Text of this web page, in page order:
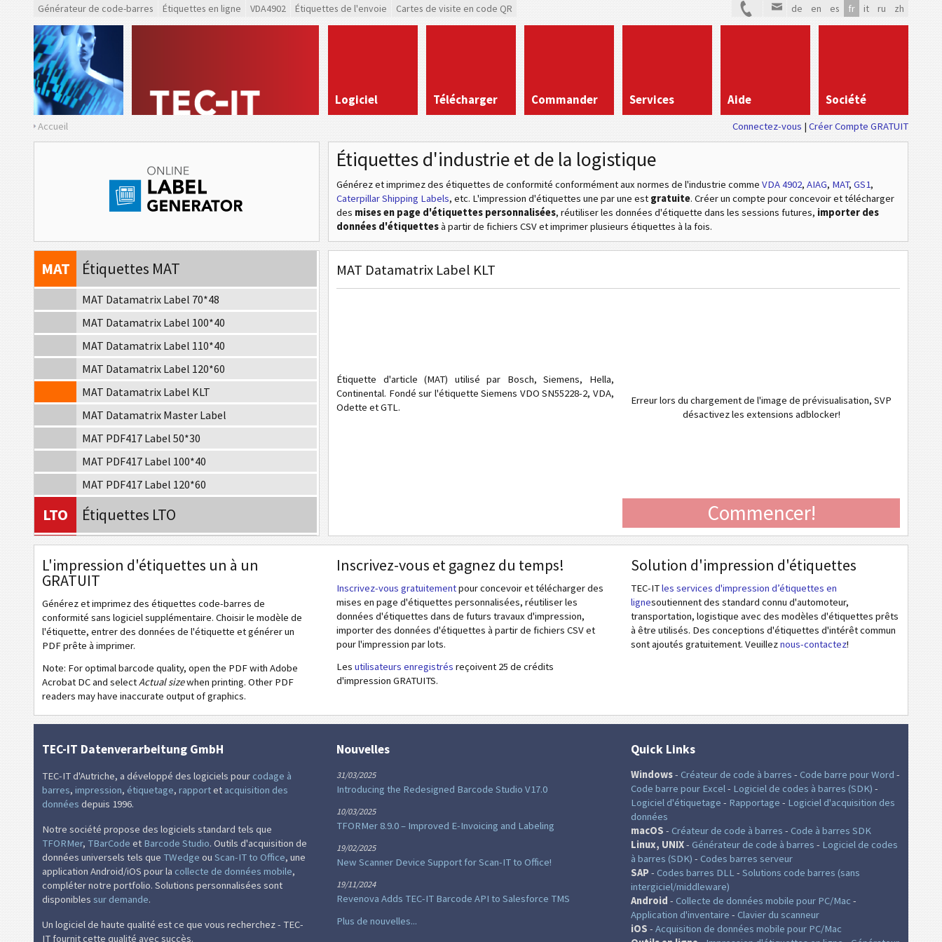
Générateur de code-barres Étiquettes en ligne VDA4902 Étiquettes de l'envoie Cartes de visite en code QR de en es fr it ru zh
Logiciel Télécharger Commander Services Aide Société
Accueil Connectez-vous Créer Compte GRATUIT
Étiquettes d'industrie et de la logistique
Générez et imprimez des étiquettes de conformité conformément aux normes de l'industrie comme VDA 4902, AIAG, MAT, GS1,
Caterpillar Shipping Labels, etc. L'impression d'étiquettes une par une est gratuite. Créer un compte pour concevoir et télécharger
des mises en page d'étiquettes personnalisées, réutiliser les données d'étiquette dans les sessions futures, importer des
données d'étiquettesà partir de fichiers CSV et imprimer plusieurs étiquettes à la fois.
GM
General Motors
CAT
Caterpillar
GS1
Étiquettes GS1
MAT
Étiquettes MAT
MAT Datamatrix Label 70*48
MAT Datamatrix Label 100*40
MAT Datamatrix Label 110*40
MAT Datamatrix Label 120*60
MAT Datamatrix Label KLT
MAT Datamatrix Master Label
MAT PDF417 Label 50*30
MAT PDF417 Label 100*40
MAT PDF417 Label 120*60
LTO
Étiquettes LTO
NF
Nutrition Labels
€
Mandat SEPA
₣
QR-facture suisse
D
Diverse
MAT Datamatrix Label KLT
Étiquette d'article (MAT) utilisé par Bosch, Siemens, Hella,
Continental. Fondé sur l'étiquette Siemens VDO SN55228-2, VDA,
Odette et GTL.
Erreur lors du chargement de l'image de prévisualisation, SVP
désactivez les extensions adblocker!
Commencer!
L'impression d'étiquettes un à un
GRATUIT
Générez et imprimez des étiquettes code-barres de
conformité sans logiciel supplémentaire. Choisir le modèle de
l'étiquette, entrer des données de l'étiquette et générer un
PDF prête à imprimer.
Note: For optimal barcode quality, open the PDF with Adobe
Acrobat DC and selectActual sizewhen printing. Other PDF
readers may have inaccurate output of graphics.
Inscrivez-vous et gagnez du temps!
Inscrivez-vous gratuitementpour concevoir et télécharger des
mises en page d'étiquettes personnalisées, réutiliser les
données d'étiquettes dans de futurs travaux d'impression,
importer des données d'étiquettes à partir de fichiers CSV et
pour l'impression par lots.
Les utilisateurs enregistrés reçoivent 25 de crédits
d'impression GRATUITS.
Solution d'impression d'étiquettes
TEC-ITles services d'impression d’étiquettes en
lignesoutiennent des standard connu d'automoteur,
transportation, logistique avec des modèles d'étiquettes prêts
à être utilisés. Des conceptions d'étiquettes d'intérêt commun
sont ajoutés gratuitement. Veuilleznous-contactez!
TEC-IT Datenverarbeitung GmbH
TEC-IT d'Autriche, a développé des logiciels pour codage à
barres, impression, étiquetage, rapportet acquisition des
données depuis 1996.
Notre société propose des logiciels standard tels que
TFORMer, TBarCode et Barcode Studio. Outils d'acquisition de
données universels tels que TWedge ou Scan-IT to Office, une
application Android/iOS pour la collecte de données mobile,
compléter notre portfolio. Solutions personnalisées sont
disponibles sur demande.
Un logiciel de haute qualité est ce que vous recherchez - TEC-
IT fournit cette qualité avec succès.
Nouvelles
31/03/2025
Introducing the Redesigned Barcode Studio V17.0
10/03/2025
TFORMer 8.9.0 – Improved E-Invoicing and Labeling
19/02/2025
New Scanner Device Support for Scan-IT to Office!
19/11/2024
Revenova Adds TEC-IT Barcode API to Salesforce TMS
Plus de nouvelles...
Quick Links
Windows- Créateur de code à barres - Code barre pour Word -
Code barre pour Excel- Logiciel de codes à barres (SDK) -
Logiciel d'étiquetage - Rapportage - Logiciel d'acquisition des
données
macOS - Créateur de code à barres - Code à barres SDK
Linux, UNIX- Générateur de code à barres - Logiciel de codes
à barres (SDK) - Codes barres serveur
SAP- Codes barres DLL- Solutions code barres (sans
intergiciel/middleware)
Android - Collecte de données mobile pour PC/Mac -
Application d'inventaire - Clavier du scanneur
iOS - Acquisition de données mobile pour PC/Mac